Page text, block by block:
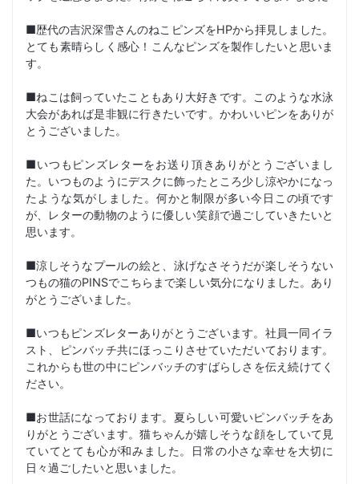
■歴代の吉沢深雪さんのねこピンズをHPから拝見しました。
とても素晴らしく感心！こんなピンズを製作したいと思いま
す。
■ねこは飼っていたこともあり大好きです。このような水泳
大会があれば是非観に行きたいです。かわいいピンをありが
とうございました。
■いつもピンズレターをお送り頂きありがとうございまし
た。いつものようにデスクに飾ったところ少し涼やかになっ
たような気がしました。何かと制限が多い今日この頃です
が、レターの動物のように優しい笑顔で過ごしていきたいと
思います。
■涼しそうなプールの絵と、泳げなさそうだが楽しそうない
つもの猫のPINSでこちらまで楽しい気分になりました。あり
がとうございました。
■いつもピンズレターありがとうございます。社員一同イラ
スト、ピンバッチ共にほっこりさせていただいております。
これからも世の中にピンバッチのすばらしさを伝え続けてく
ださい。
■お世話になっております。夏らしい可愛いピンバッチをあ
りがとうございます。猫ちゃんが嬉しそうな顔をしていて見
ていてとても心が和みました。日常の小さな幸せを大切に
日々過ごしたいと思いました。